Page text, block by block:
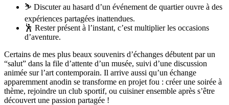
⛷️ Discuter au hasard d’un événement de quartier ouvre à des
expériences partagées inattendues.
🕺 Rester présent à l’instant, c’est multiplier les occasions
d’aventure.
Certains de mes plus beaux souvenirs d’échanges débutent par un
“salut” dans la file d’attente d’un musée, suivi d’une discussion
animée sur l’art contemporain. Il arrive aussi qu’un échange
apparemment anodin se transforme en projet fou : créer une soirée à
thème, rejoindre un club sportif, ou cuisiner ensemble après s’être
découvert une passion partagée !